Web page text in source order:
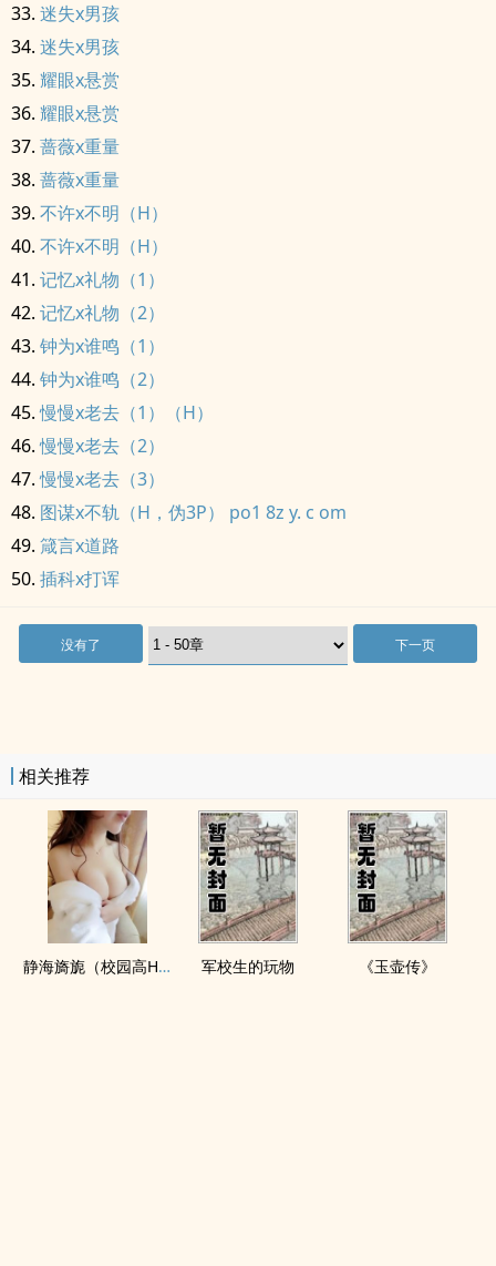
迷失x男孩
迷失x男孩
耀眼x悬赏
耀眼x悬赏
蔷薇x重量
蔷薇x重量
不许x不明（H）
不许x不明（H）
记忆x礼物（1）
记忆x礼物（2）
钟为x谁鸣（1）
钟为x谁鸣（2）
慢慢x老去（1）（H）
慢慢x老去（2）
慢慢x老去（3）
图谋x不轨（H，伪3P） po1 8z y. c om
箴言x道路
插科x打诨
没有了 下一页
相关推荐
静海旖旎（校园高H） 军校生的玩物 《玉壶传》